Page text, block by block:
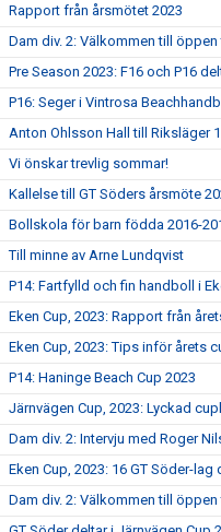
Rapport från årsmötet 2023
Dam div. 2: Välkommen till öppen
Pre Season 2023: F16 och P16
P16: Seger i Vintrosa
Anton Ohlsson Hall till Riksläger
Vi önskar trevlig sommar!
Kallelse till GT Söders årsmöte
Bollskola för barn födda 2016-
Till minne av Arne Lundqvist
P14: Fartfylld och fin handboll i
Eken Cup, 2023: Rapport från
Eken Cup, 2023: Tips inför årets
P14: Haninge Beach Cup 2023
Järnvägen Cup, 2023: Lyckad
Dam div. 2: Intervju med Roger
Eken Cup, 2023: 16 GT Söder-lag
Dam div. 2: Välkommen till öppen